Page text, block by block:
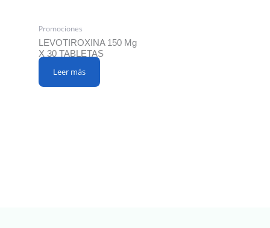
Promociones
LEVOTIROXINA 150 Μg
X 30 TABLETAS
Leer más